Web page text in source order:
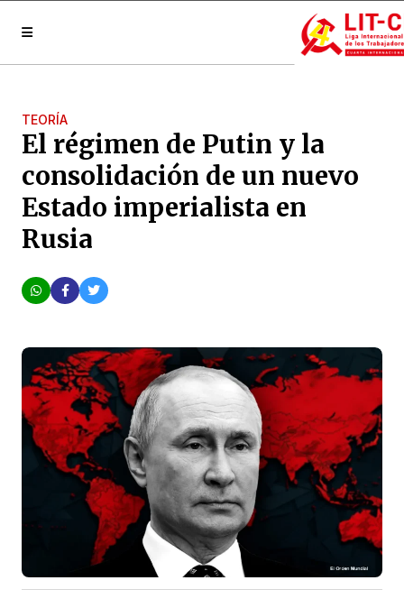
TEORÍA
El régimen de Putin y la
consolidación de un nuevo
Estado imperialista en
Rusia